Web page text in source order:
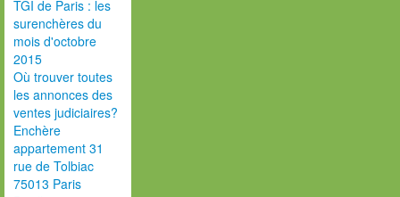
TGI de Paris : les
surenchères du
mois d'octobre
2015
Où trouver toutes
les annonces des
ventes judiciaires?
Enchère
appartement 31
rue de Tolbiac
75013 Paris